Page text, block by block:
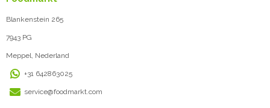
Blankenstein 265
7943 PG
Meppel, Nederland
+31 642863025
service@foodmarkt.com